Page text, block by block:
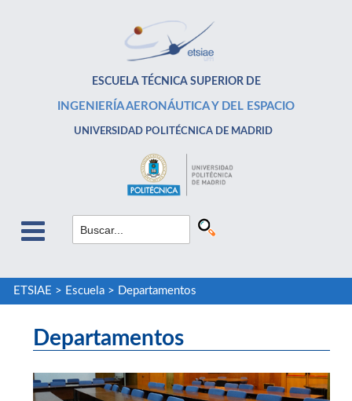
ESCUELA TÉCNICA SUPERIOR DE
INGENIERÍA AERONÁUTICA Y DEL ESPACIO
UNIVERSIDAD POLITÉCNICA DE MADRID
ETSIAE > Escuela> Departamentos
Departamentos